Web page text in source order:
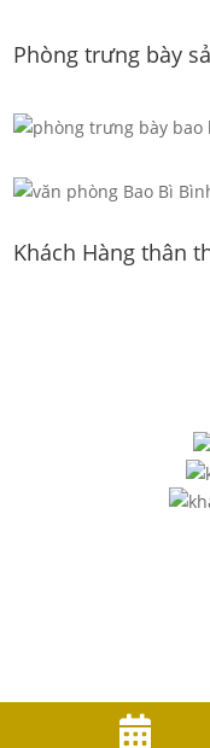
Phòng trưng bày
Khách Hàng thân